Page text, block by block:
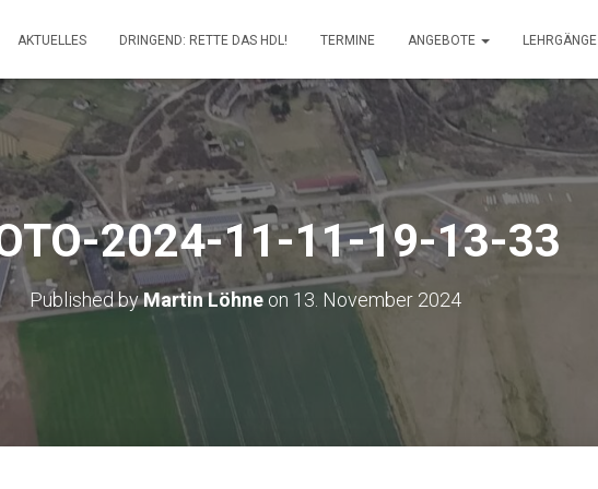
AKTUELLES DRINGEND: RETTE DAS HDL! TERMINE ANGEBOTE LEHRGÄNGE
2024-11-11-19-13-33
Published byMartin Löhneon 13. November 2024